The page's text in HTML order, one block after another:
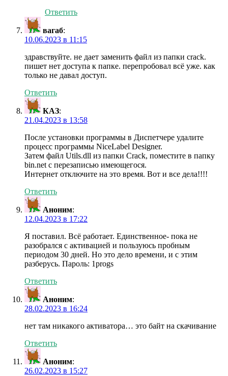
Ответить
вагаб:
10.06.2023 в 11:15
здравствуйте. не дает заменить файл из папки crack.
пишет нет доступа к папке. перепробовал всё уже. как
только не давал доступ.
Ответить
КАЗ:
21.04.2023 в 13:58
После установки программы в Диспетчере удалите
процесс программы NiceLabel Designer.
Затем файл Utils.dll из папки Crack, поместите в папку
bin.net с перезаписью имеющегося.
Интернет отключите на это время. Вот и все дела!!!!
Ответить
Аноним:
12.04.2023 в 17:22
Я поставил. Всё работает. Единственное- пока не
разобрался с активацией и пользуюсь пробным
периодом 30 дней. Но это дело времени, и с этим
разберусь. Пароль: 1progs
Ответить
Аноним:
28.02.2023 в 16:24
нет там никакого активатора… это байт на скачивание
Ответить
Аноним:
26.02.2023 в 15:27